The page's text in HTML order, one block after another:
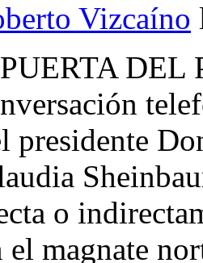
Vizcaíno
DEL
presidente
o
magnate